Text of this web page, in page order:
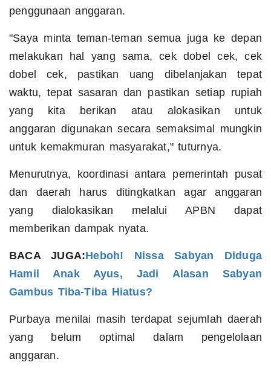
penggunaan anggaran.
"Saya minta teman-teman semua juga ke depan
melakukan hal yang sama, cek dobel cek, cek
dobel cek, pastikan uang dibelanjakan tepat
waktu, tepat sasaran dan pastikan setiap rupiah
yang kita berikan atau alokasikan untuk
anggaran digunakan secara semaksimal mungkin
untuk kemakmuran masyarakat," tuturnya.
Menurutnya, koordinasi antara pemerintah pusat
dan daerah harus ditingkatkan agar anggaran
yang dialokasikan melalui APBN dapat
memberikan dampak nyata.
BACA JUGA:Heboh! Nissa Sabyan Diduga
Hamil Anak Ayus, Jadi Alasan Sabyan
Gambus Tiba-Tiba Hiatus?
Purbaya menilai masih terdapat sejumlah daerah
yang belum optimal dalam pengelolaan
anggaran.